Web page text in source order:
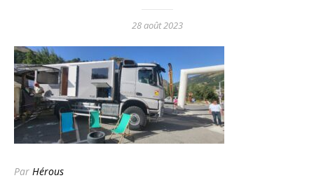
28 août 2023
Par Hérous